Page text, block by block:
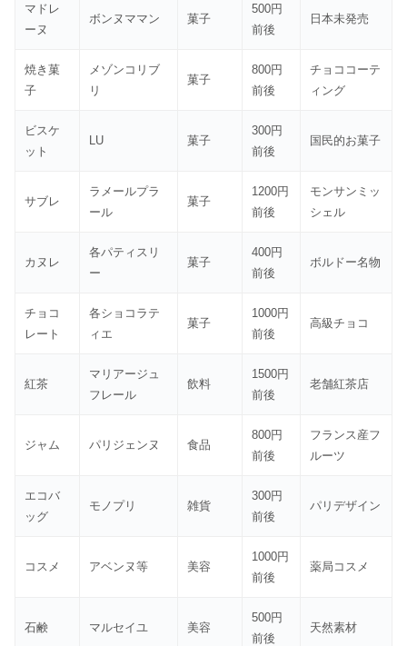
マドレ
ーヌ
ボンヌママン 菓子
500円
前後
日本未発売
焼き菓
子
メゾンコリブ
リ
菓子
800円
前後
チョココーテ
ィング
ビスケ
ット
LU 菓子
300円
前後
国民的お菓子
サブレ
ラメールプラ
ール
菓子
1200円
前後
モンサンミッ
シェル
カヌレ
各パティスリ
ー
菓子
400円
前後
ボルドー名物
チョコ
レート
各ショコラテ
ィエ
菓子
1000円
前後
高級チョコ
紅茶
マリアージュ
フレール
飲料
1500円
前後
老舗紅茶店
ジャム パリジェンヌ 食品
800円
前後
フランス産フ
ルーツ
エコバ
ッグ
モノプリ 雑貨
300円
前後
パリデザイン
コスメ アベンヌ等 美容
1000円
前後
薬局コスメ
石鹸 マルセイユ 美容
500円
前後
天然素材